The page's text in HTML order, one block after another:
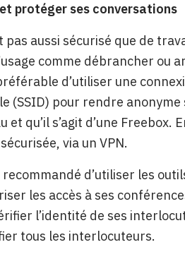
protéger ses conversations
pas aussi sécurisé que de
comme débrancher
d’utiliser une
(SSID) pour rendre
qu’il s’agit d’une
via un VPN.
d’utiliser les
les accès à ses
l’identité de ses
tous les interlocuteurs.